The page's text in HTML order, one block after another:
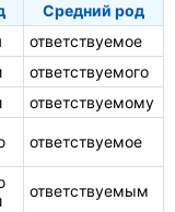
Средний род
ответствуемое
ответствуемого
ответствуемому
ответствуемое
ответствуемым